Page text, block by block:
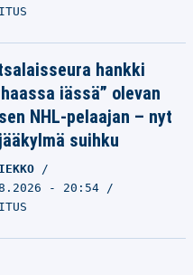
hankki
iässä” olevan
NHL-pelaajan – nyt
suihku
- 20:54